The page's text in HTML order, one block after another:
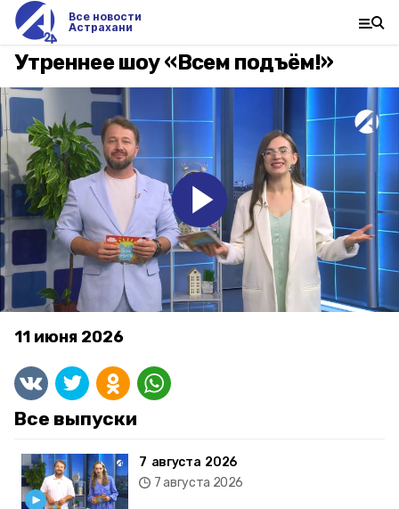
Все новости
Астрахани
Утреннее шоу «Всем подъём!»
11 июня 2026
Все выпуски
7 августа 2026
7 августа 2026